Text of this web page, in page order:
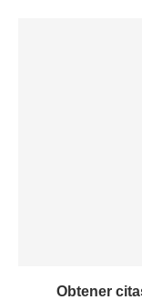
Obtener